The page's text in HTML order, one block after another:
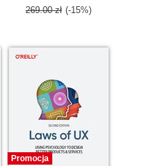
269.00 zł (-15%)
Promocja